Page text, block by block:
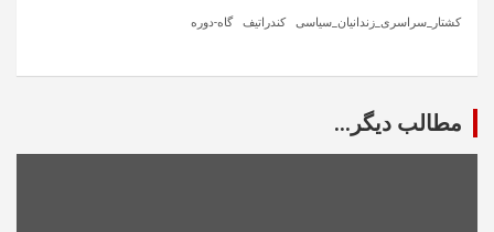
کشتار_سراسری_زندانیان_سیاسی کندراتیف گاه-دوره
مطالب دیگر...